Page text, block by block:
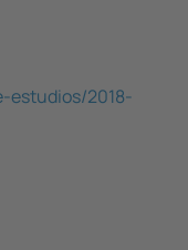
estudios/2018-